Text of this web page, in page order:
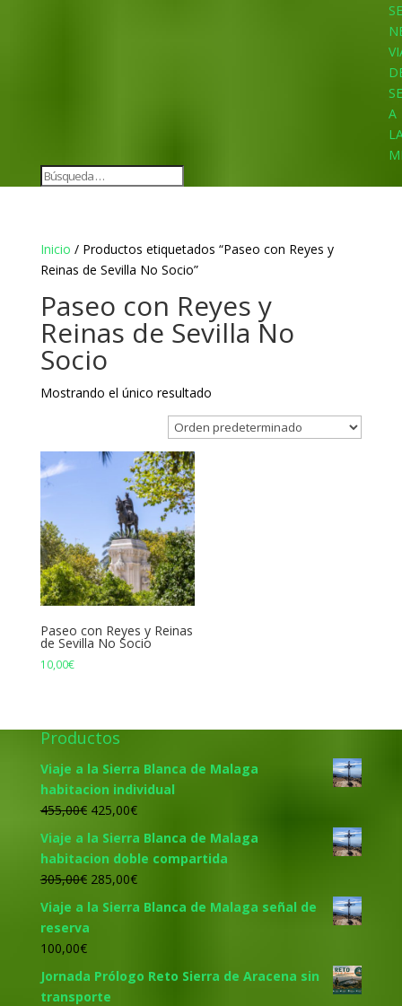
A
Inicio / Productos etiquetados “Paseo con Reyes y
Reinas de Sevilla No Socio”
Paseo con Reyes y
Reinas de Sevilla No
Socio
Mostrando el único resultado
Paseo con Reyes y Reinas
de Sevilla No Socio
10,00€
Productos
Viaje a la Sierra Blanca de Malaga
habitacion individual
455,00€ El
precio
original
era:
455,00€.
425,00€El
precio
actual
es:
Viaje a la Sierra Blanca de Malaga
habitacion doble compartida
305,00€ El
precio
285,00€El
precio
Viaje a la Sierra Blanca de Malaga señal de
reserva
100,00€
Jornada Prólogo Reto Sierra de Aracena sin
transporte